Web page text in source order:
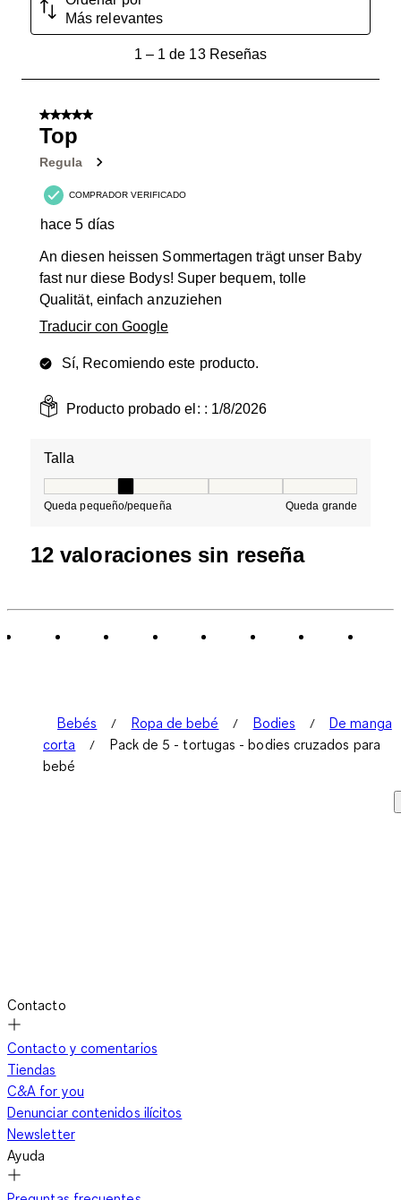
Más relevantes
Reseñas.
1– 1 de 13 Reseñas
5 de 5 estrellas.
Top
Regula
COMPRADOR VERIFICADO
hace 5 días
An diesen heissen Sommertagen trägt unser Baby
fast nur diese Bodys! Super bequem, tolle
Qualität, einfach anzuziehen
Traducir con Google
Sí, Recomiendo este producto.
Producto probado el: : 1/8/2026
Talla
Queda pequeño/pequeña Queda grande
12 valoraciones sin reseña
Bebés Ropa de bebé Bodies
De manga
corta
Pack de 5 - tortugas - bodies cruzados para
bebé
Contacto
Contacto y comentarios
Tiendas
C&A for you
Denunciar contenidos ilícitos
Newsletter
Ayuda